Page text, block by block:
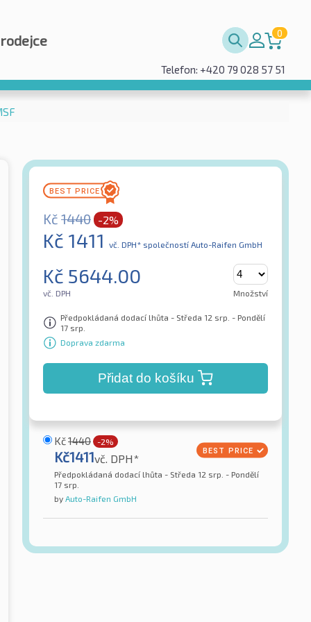
0
Telefon: +420 79 028 57 51
Kč 1440 -2%
Kč 1411 vč. DPH* společností Auto-Raifen GmbH
Kč 5644.00
vč. DPH Množství
Předpokládaná dodací lhůta - Středa 12 srp. - Pondělí
17 srp.
Doprava zdarma
Přidat do košíku
Kč1440 -2%
Kč1411vč. DPH*
Předpokládaná dodací lhůta - Středa 12 srp. - Pondělí
17 srp.
by Auto-Raifen GmbH